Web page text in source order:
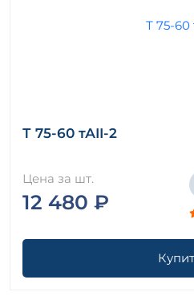
Т 75-60 тАII-2
Цена за шт.
12 480 ₽